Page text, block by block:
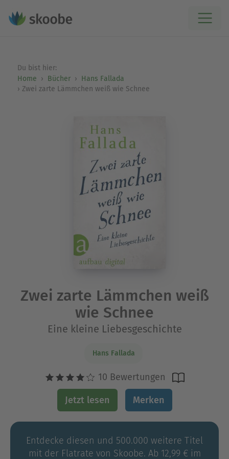
Du bist hier:
Home
Bücher
Hans Fallada
Zwei zarte Lämmchen weiß wie Schnee
Zwei zarte Lämmchen weiß
wie Schnee
Eine kleine Liebesgeschichte
Hans Fallada
10 Bewertungen
Jetzt lesen Merken
Entdecke diesen und 500.000 weitere Titel
mit der Flatrate von Skoobe. Ab 12,99 € im